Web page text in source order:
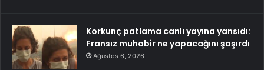
Korkunç patlama canlı yayına yansıdı:
Fransız muhabir ne yapacağını şaşırdı
Ağustos 6, 2026